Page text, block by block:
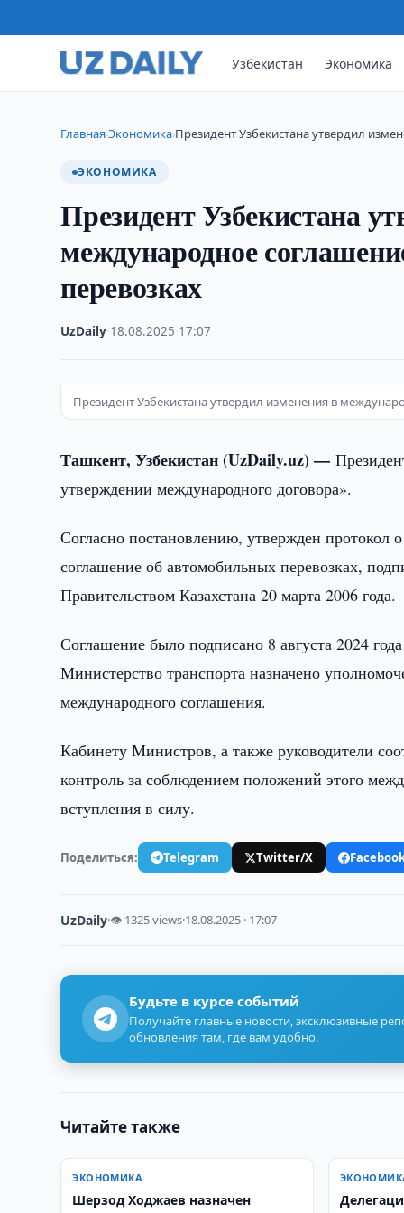
Узбекистан Экономика
Главная›Экономика›Президент Узбекистана утвердил
ЭКОНОМИКА
Президент Узбекистана
международное
перевозках
UzDaily 18.08.2025 17:07
Президент Узбекистана утвердил изменения в
Ташкент, Узбекистан (UzDaily.uz) —
утверждении международного договора».
Согласно постановлению, утвержден
соглашение об автомобильных перевозках,
Правительством Казахстана 20 марта 2006 года.
Соглашение было подписано 8 августа 2024
Министерство транспорта назначено
международного соглашения.
Кабинету Министров, а также руководители
контроль за соблюдением положений этого
вступления в силу.
Поделиться: Telegram Twitter/X
UzDaily·👁 1325 views·18.08.2025 · 17:07
Будьте в курсе событий
Получайте главные новости, эксклюзивные
обновления там, где вам удобно.
Читайте также
ЭКОНОМИКА
Шерзод Ходжаев назначен